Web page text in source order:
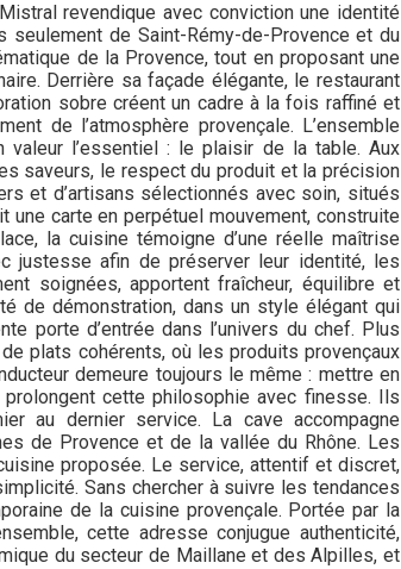
revendique avec conviction une identité
seulement de Saint-Rémy-de-Provence et du
de la Provence, tout en proposant une
Derrière sa façade élégante, le restaurant
sobre créent un cadre à la fois raffiné et
de l’atmosphère provençale. L’ensemble
valeur l’essentiel : le plaisir de la table. Aux
saveurs, le respect du produit et la précision
et d’artisans sélectionnés avec soin, situés
une carte en perpétuel mouvement, construite
la cuisine témoigne d’une réelle maîtrise
justesse afin de préserver leur identité, les
soignées, apportent fraîcheur, équilibre et
de démonstration, dans un style élégant qui
porte d’entrée dans l’univers du chef. Plus
plats cohérents, où les produits provençaux
demeure toujours le même : mettre en
cette philosophie avec finesse. Ils
au dernier service. La cave accompagne
de Provence et de la vallée du Rhône. Les
proposée. Le service, attentif et discret,
Sans chercher à suivre les tendances
de la cuisine provençale. Portée par la
cette adresse conjugue authenticité,
du secteur de Maillane et des Alpilles, et